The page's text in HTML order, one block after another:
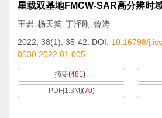
星载双基地FMCW-SAR高分辨时
王岩, 杨天笑, 丁泽刚 , 曾涛
2022, 38(1): 35-42.
DOI: 10.16798/
0530.2022.01.005
摘要(481)
PDF[1.3M](70)